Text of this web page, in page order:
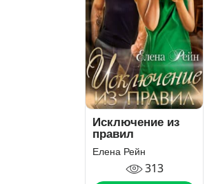
Исключение из
правил
Елена Рейн
313